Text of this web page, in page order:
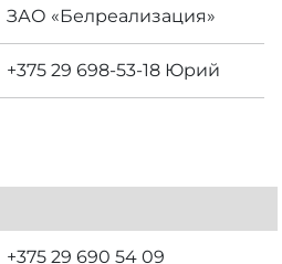
ЗАО «Белреализация»
+375 29 698-53-18 Юрий
+375 29 690 54 09